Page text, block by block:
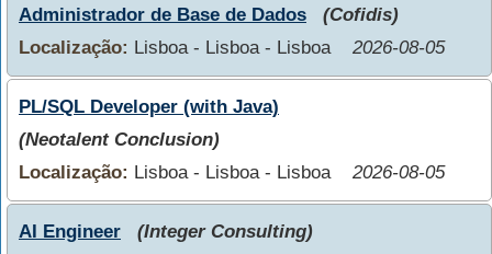
Administrador de Base de Dados
(Cofidis)
Localização: Lisboa - Lisboa - Lisboa 2026-08-05
PL/SQL Developer (with Java)
(Neotalent Conclusion)
Localização: Lisboa - Lisboa - Lisboa 2026-08-05
AI Engineer
(Integer Consulting)